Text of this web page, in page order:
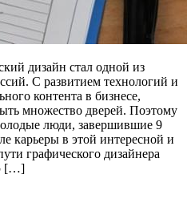
дизайн стал одной из
С развитием технологий и
контента в бизнесе,
множество дверей. Поэтому
люди, завершившие 9
карьеры в этой интересной и
графического дизайнера
[…]